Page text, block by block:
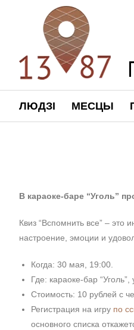
ЛЮДЗІ МЕСЦЫ
В караоке-баре “Уголь”
Квиз “Вспомнить все” – это
настроение, эмоции и
Когда: 30 мая, 19:00.
Где: караоке-бар
Стоимость: 10 рублей с
Регистрация на игру по
основного списка